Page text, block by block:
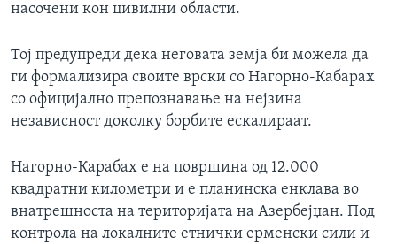
насочени кон цивилни области.
Тој предупреди дека неговата земја би можела да
ги формализира своите врски со Нагорно-Кабарах
со официјално препознавање на нејзина
независност доколку борбите ескалираат.
Нагорно-Карабах е на површина од 12.000
квадратни километри и е планинска енклава во
внатрешноста на територијата на Азербејџан. Под
контрола на локалните етнички ерменски сили и